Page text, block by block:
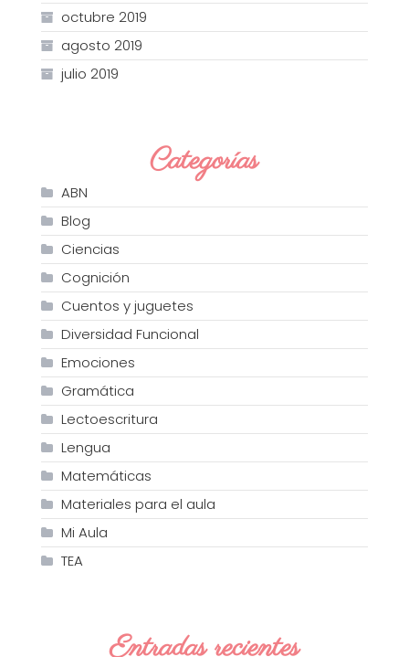
octubre 2019
agosto 2019
julio 2019
Categorías
ABN
Blog
Ciencias
Cognición
Cuentos y juguetes
Diversidad Funcional
Emociones
Gramática
Lectoescritura
Lengua
Matemáticas
Materiales para el aula
Mi Aula
TEA
Entradas recientes